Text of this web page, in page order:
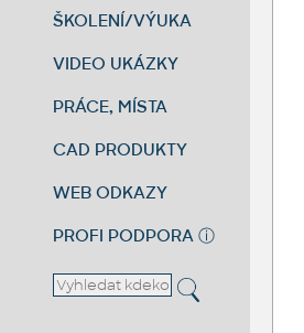
ŠKOLENÍ/VÝUKA
VIDEO UKÁZKY
PRÁCE, MÍSTA
CAD PRODUKTY
WEB ODKAZY
PROFI PODPORA ⓘ